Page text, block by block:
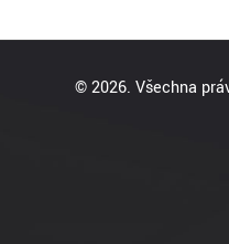
© 2026. Všechna